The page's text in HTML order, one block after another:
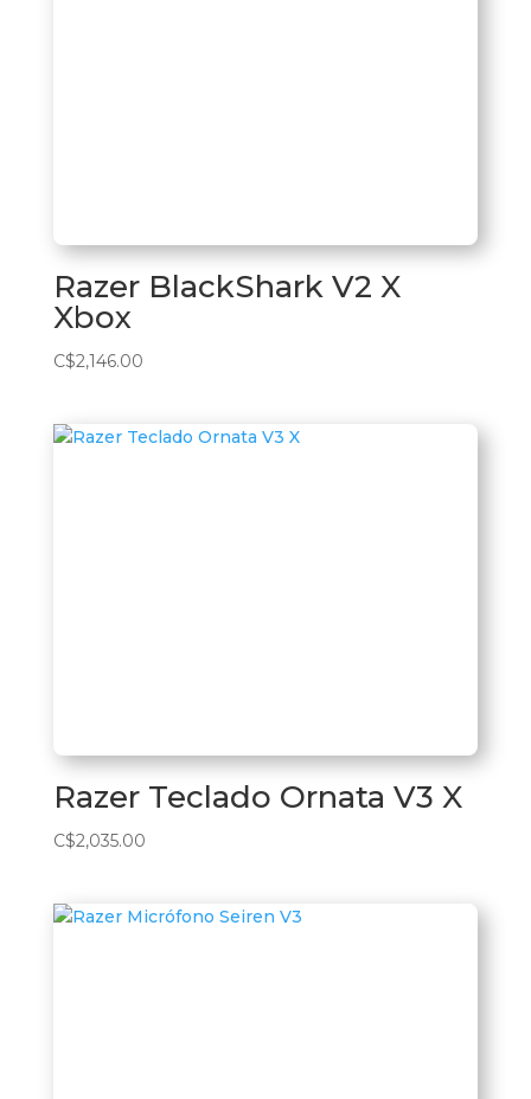
Razer BlackShark V2 X
Xbox
C$2,146.00
Razer Teclado Ornata V3 X
C$2,035.00